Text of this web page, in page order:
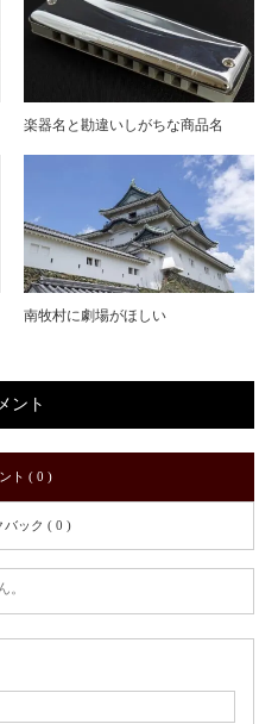
楽器名と勘違いしがちな商品名
南牧村に劇場がほしい
ント
ト ( 0 )
バック ( 0 )
。